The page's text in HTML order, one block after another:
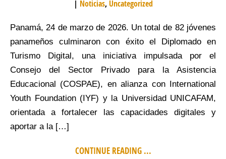
Noticias, Uncategorized
Panamá, 24 de marzo de 2026. Un total de 82 jóvenes
panameños culminaron con éxito el Diplomado en
Turismo Digital, una iniciativa impulsada por el
Consejo del Sector Privado para la Asistencia
Educacional (COSPAE), en alianza con International
Youth Foundation (IYF) y la Universidad UNICAFAM,
orientada a fortalecer las capacidades digitales y
aportar a la […]
CONTINUE READING ...